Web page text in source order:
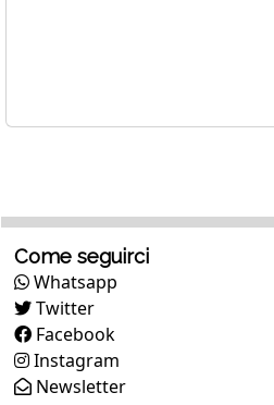
Come seguirci
Whatsapp
Twitter
Facebook
Instagram
Newsletter